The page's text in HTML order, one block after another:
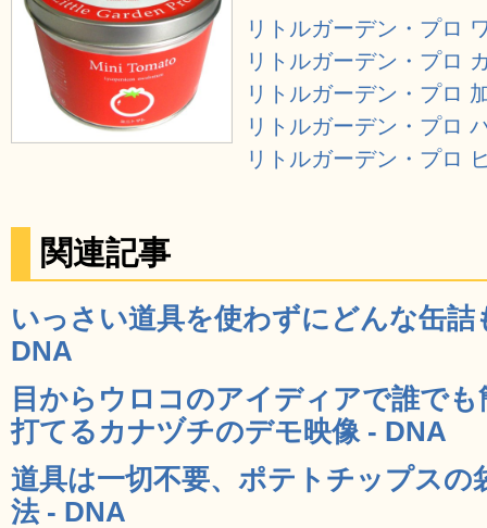
リトルガーデン・プロ
リトルガーデン・プロ
リトルガーデン・プロ
リトルガーデン・プロ
リトルガーデン・プロ
関連記事
いっさい道具を使わずにどんな缶
DNA
目からウロコのアイディアで誰で
打てるカナヅチのデモ映像 - DNA
道具は一切不要、ポテトチップスの
法 - DNA